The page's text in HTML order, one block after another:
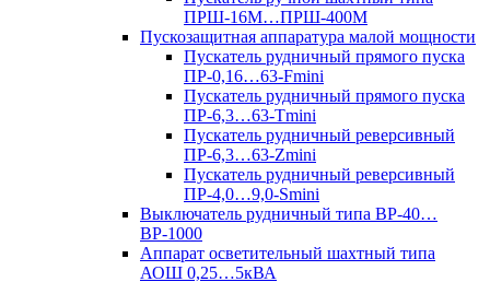
ПРШ-16М…ПРШ-400М
Пускозащитная аппаратура малой мощности
Пускатель рудничный прямого пуска
ПР-0,16…63-Fmini
Пускатель рудничный прямого пуска
ПР-6,3…63-Tmini
Пускатель рудничный реверсивный
ПР-6,3…63-Zmini
Пускатель рудничный реверсивный
ПР-4,0…9,0-Smini
Выключатель рудничный типа ВР-40…
ВР-1000
Аппарат осветительный шахтный типа
АОШ 0,25…5кВА